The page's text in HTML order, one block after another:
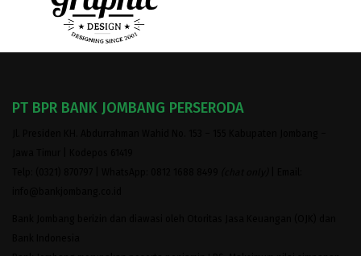
PT BPR BANK JOMBANG PERSERODA